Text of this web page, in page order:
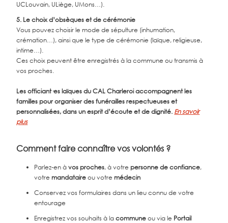
UCLouvain, ULiège, UMons…).
5. Le choix d’obsèques et de cérémonie
Vous pouvez choisir le mode de sépulture (inhumation,
crémation…), ainsi que le type de cérémonie (laïque, religieuse,
intime…).
Ces choix peuvent être enregistrés à la commune ou transmis à
vos proches.
Les officiant·es laïques du CAL Charleroi accompagnent les
familles pour organiser des funérailles respectueuses et
personnalisées, dans un esprit d’écoute et de dignité. En savoir
plus
Comment faire connaître vos volontés ?
Parlez-en àvos proches, à votre personne de confiance,
votre mandataire ou votre médecin
Conservez vos formulaires dans un lieu connu de votre
entourage
Enregistrez vos souhaits à lacommune ou via le Portail